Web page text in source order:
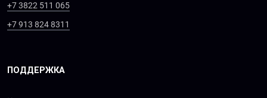
+7 3822 511 065
+7 913 824 8311
ПОДДЕРЖКА